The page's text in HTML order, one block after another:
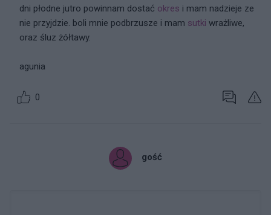
dni płodne jutro powinnam dostać okres i mam nadzieje ze
nie przyjdzie. boli mnie podbrzusze i mam sutki wrażliwe,
oraz śluz żółtawy.
agunia
0
gość